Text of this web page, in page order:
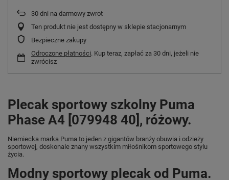
30 dni na darmowy zwrot
Ten produkt nie jest dostępny w sklepie stacjonarnym
Bezpieczne zakupy
Odroczone płatności. Kup teraz, zapłać za 30 dni, jeżeli nie
zwrócisz
Plecak sportowy szkolny Puma
Phase A4 [079948 40], różowy.
Niemiecka marka Puma to jeden z gigantów branży obuwia i odzieży
sportowej, doskonale znany wszystkim miłośnikom sportowego stylu
życia.
Modny sportowy plecak od Puma.